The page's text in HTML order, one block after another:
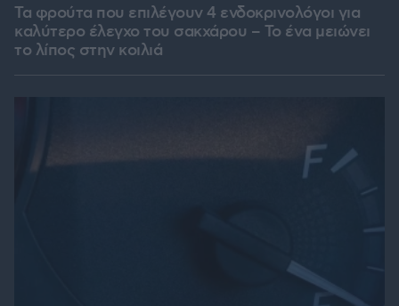
Τα φρούτα που επιλέγουν 4 ενδοκρινολόγοι για
καλύτερο έλεγχο του σακχάρου – Το ένα μειώνει
το λίπος στην κοιλιά